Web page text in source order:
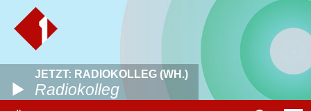
JETZT: RADIOKOLLEG (WH.)
Radiokolleg